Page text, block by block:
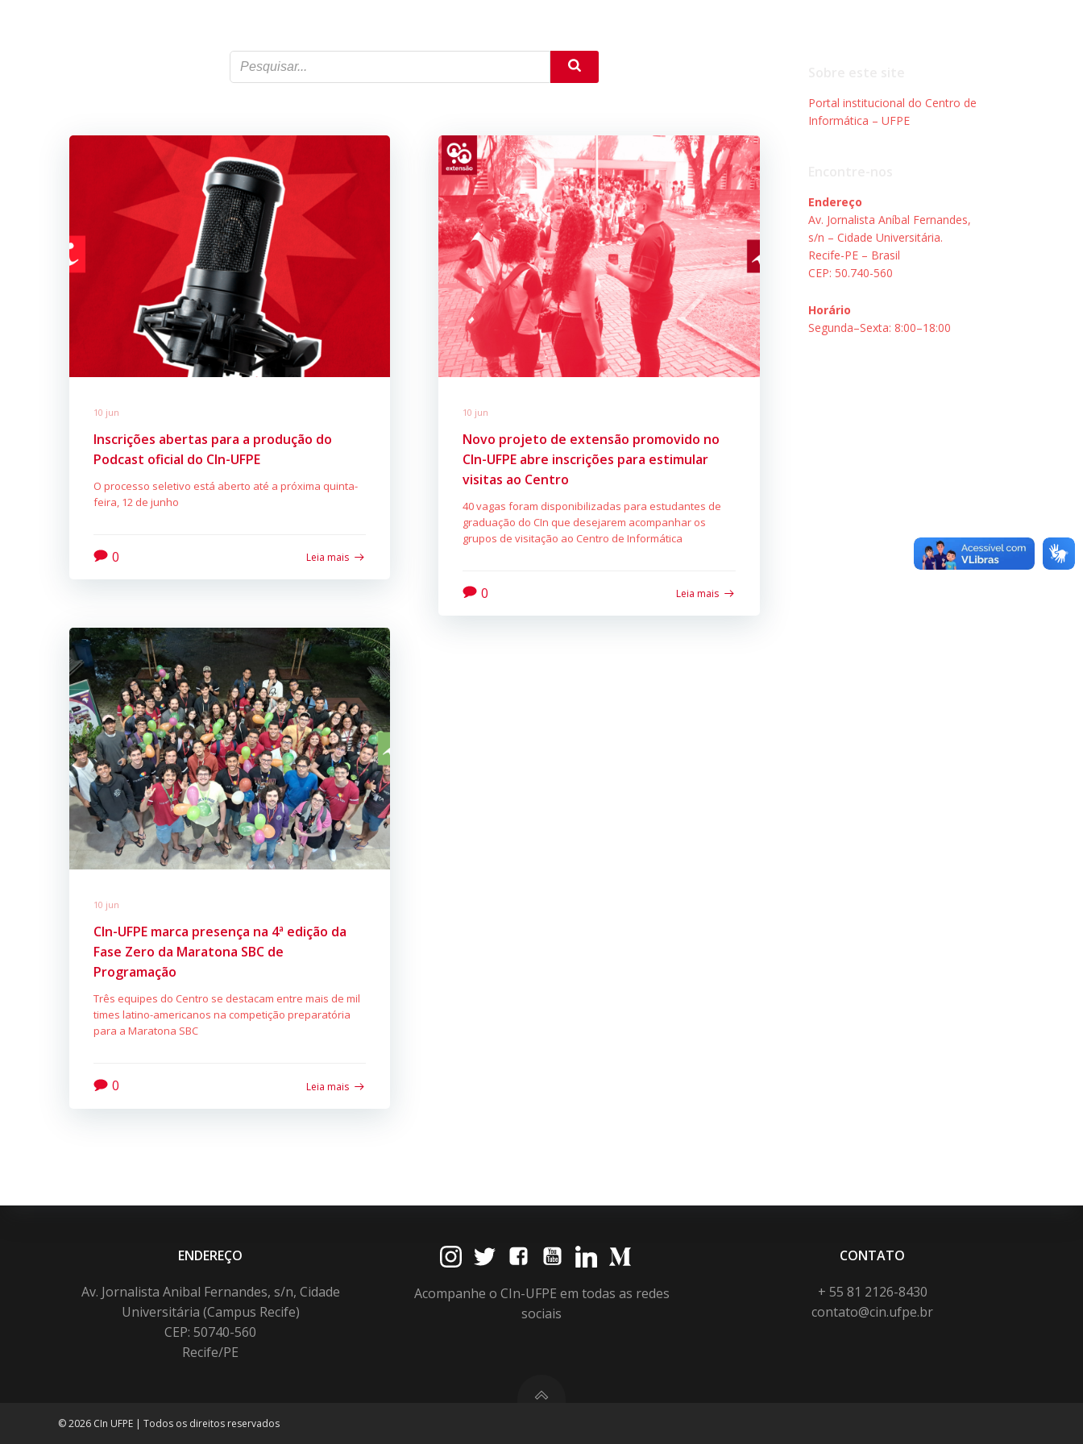
10 jun
Inscrições abertas para a produção do
Podcast oficial do CIn-UFPE
O processo seletivo está aberto até a próxima quinta-
feira, 12 de junho
0 Leia mais
10 jun
Novo projeto de extensão promovido no
CIn-UFPE abre inscrições para estimular
visitas ao Centro
40 vagas foram disponibilizadas para estudantes de
graduação do CIn que desejarem acompanhar os
grupos de visitação ao Centro de Informática
0 Leia mais
10 jun
CIn-UFPE marca presença na 4ª edição da
Fase Zero da Maratona SBC de
Programação
Três equipes do Centro se destacam entre mais de mil
times latino-americanos na competição preparatória
para a Maratona SBC
0 Leia mais
Portal institucional do Centro de
Informática – UFPE
Endereço
Av. Jornalista Aníbal Fernandes,
s/n – Cidade Universitária.
Recife-PE – Brasil
CEP: 50.740-560
Horário
Segunda–Sexta: 8:00–18:00
ENDEREÇO
Av. Jornalista Anibal Fernandes, s/n, Cidade
Universitária (Campus Recife)
CEP: 50740-560
Recife/PE
Acompanhe o CIn-UFPE em todas as redes
sociais
CONTATO
+ 55 81 2126-8430
contato@cin.ufpe.br
© 2026 CIn UFPE | Todos os direitos reservados